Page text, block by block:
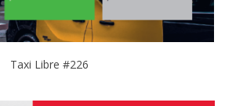
Taxi Libre #226